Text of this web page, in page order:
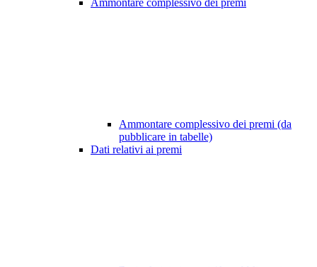
Ammontare complessivo dei premi
Ammontare complessivo dei premi (da
pubblicare in tabelle)
Dati relativi ai premi